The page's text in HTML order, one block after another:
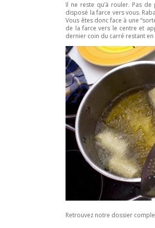
Il ne reste qu’à rouler. Pas
disposé la farce vers vous.
Vous êtes donc face à une
de la farce vers le centre et
dernier coin du carré restant
Retrouvez notre dossier